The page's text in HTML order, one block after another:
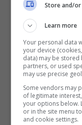
Il senso del
La lettura di
sempre
limpida e se
sapienza
di alcune
Store and/
Learn more
Your personal data
your device
data) may be stored
partners, or used
may use precise
Some vendors may
of legitimate
your options below.
or in the site menu
and cookie settings.